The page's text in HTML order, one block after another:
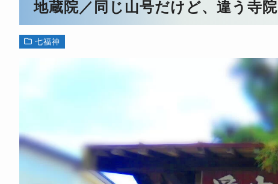
地蔵院／同じ山号だけど、違う寺院
七福神